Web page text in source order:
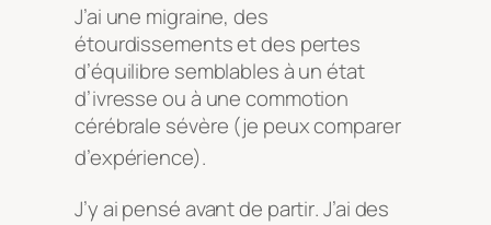
J’ai une migraine, des
étourdissements et des pertes
d’équilibre semblables à un état
d’ivresse ou à une commotion
cérébrale sévère (je peux comparer
d’expérience).
J’y ai pensé avant de partir. J’ai des